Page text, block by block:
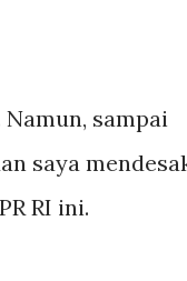
sampai
saya
RI ini.